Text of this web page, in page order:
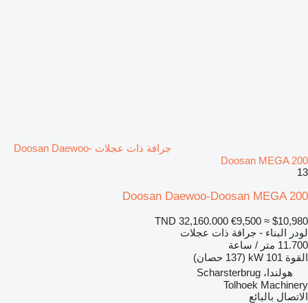
جرافة ذات عجلات Doosan Daewoo-
Doosan MEGA 200
13
Doosan Daewoo-Doosan MEGA 200
TND 32,160.000 €9,500 ≈ $10,980
لودر البناء - جرافة ذات عجلات
11.700 متر / ساعة
القوة 101 kW (137 حصان)
هولندا، Scharsterbrug
Tolhoek Machinery
الاتصال بالبائع